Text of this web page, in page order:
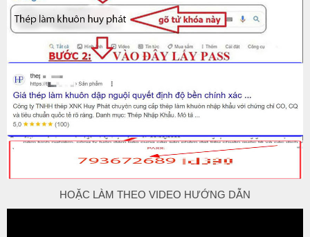
HOẶC LÀM THEO VIDEO HƯỚNG DẪN